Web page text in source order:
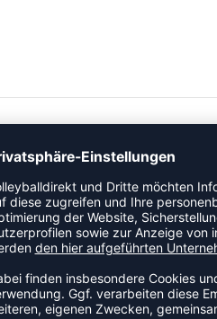
TIGHTS mit schmalem,
sportlich-schickes Chevron-